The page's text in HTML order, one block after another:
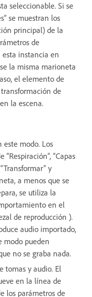
seleccionable. Si se
se muestran los
principal) de la
de
instancia en
la misma marioneta
el elemento de
de
la escena.
este modo. Los
“Capas
y
a menos que se
se utiliza la
en el
de reproducción ).
audio importado,
modo pueden
no se graba nada.
tomas y audio. El
en la línea de
los parámetros de